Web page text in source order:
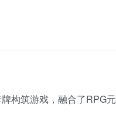
构筑游戏，融合了RPG